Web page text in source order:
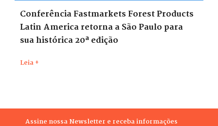
Conferência Fastmarkets Forest Products
Latin America retorna a São Paulo para
sua histórica 20ª edição
Leia +
Assine nossa Newsletter e receba informações